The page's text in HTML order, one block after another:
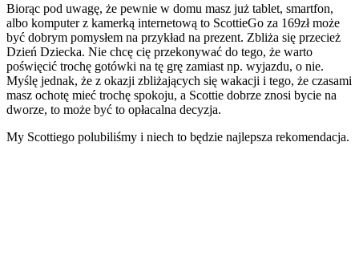
Biorąc pod uwagę, że pewnie w domu masz już tablet, smartfon,
albo komputer z kamerką internetową to ScottieGo za 169zł może
być dobrym pomysłem na przykład na prezent. Zbliża się przecież
Dzień Dziecka. Nie chcę cię przekonywać do tego, że warto
poświęcić trochę gotówki na tę grę zamiast np. wyjazdu, o nie.
Myślę jednak, że z okazji zbliżających się wakacji i tego, że czasami
masz ochotę mieć trochę spokoju, a Scottie dobrze znosi bycie na
dworze, to może być to opłacalna decyzja.
My Scottiego polubiliśmy i niech to będzie najlepsza rekomendacja.